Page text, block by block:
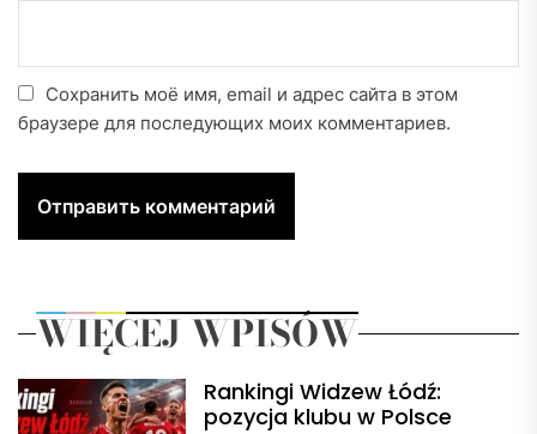
Сохранить моё имя, email и адрес сайта в этом
браузере для последующих моих комментариев.
WIĘCEJ WPISÓW
Rankingi Widzew Łódź:
pozycja klubu w Polsce